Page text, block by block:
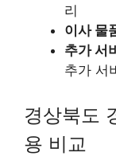
리
이사 물
추가 서
추가 서
경상북도
용 비교